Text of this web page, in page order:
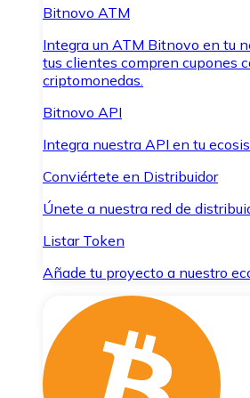
Bitnovo ATM
Integra un ATM Bitnovo en tu
tus clientes compren cupones
criptomonedas.
Bitnovo API
Integra nuestra API en tu
Conviértete en Distribuidor
Únete a nuestra red de
Listar Token
Añade tu proyecto a nuestro